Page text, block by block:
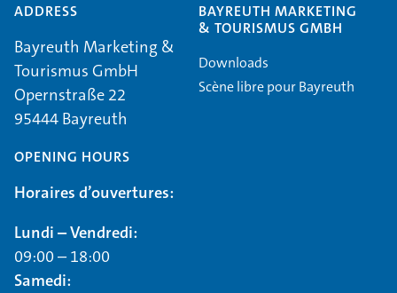
ADDRESS
Bayreuth Marketing &
Tourismus GmbH
Opernstraße 22
95444 Bayreuth
OPENING HOURS
Horaires d’ouvertures:
Lundi – Vendredi:
09:00 – 18:00
Samedi:
BAYREUTH MARKETING
& TOURISMUS GMBH
Downloads
Scène libre pour Bayreuth